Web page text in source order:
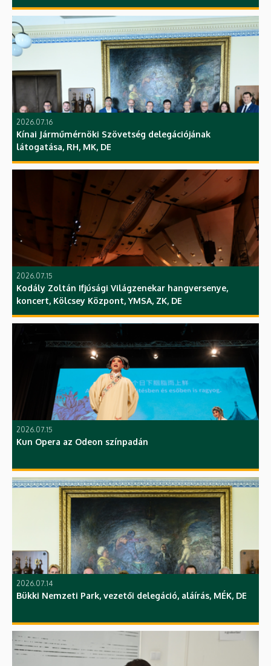
2026.07.16
Kínai Járműmérnöki Szövetség delegációjának
látogatása, RH, MK, DE
2026.07.15
Kodály Zoltán Ifjúsági Világzenekar hangversenye,
koncert, Kölcsey Központ, YMSA, ZK, DE
2026.07.15
Kun Opera az Odeon színpadán
2026.07.14
Bükki Nemzeti Park, vezetői delegáció, aláírás, MÉK, DE